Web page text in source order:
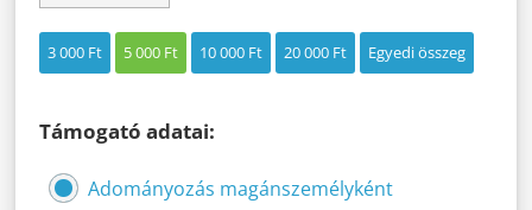
3 000 Ft 5 000 Ft 10 000 Ft 20 000 Ft Egyedi összeg
Támogató adatai:
Adományozás magánszemélyként